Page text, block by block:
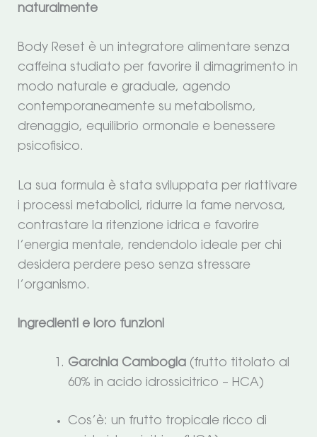
naturalmente
Body Reset è un integratore alimentare senza
caffeina studiato per favorire il dimagrimento in
modo naturale e graduale, agendo
contemporaneamente su metabolismo,
drenaggio, equilibrio ormonale e benessere
psicofisico.
La sua formula è stata sviluppata per riattivare
i processi metabolici, ridurre la fame nervosa,
contrastare la ritenzione idrica e favorire
l’energia mentale, rendendolo ideale per chi
desidera perdere peso senza stressare
l’organismo.
Ingredienti e loro funzioni
Garcinia Cambogia (frutto titolato al
60% in acido idrossicitrico – HCA)
Cos’è: un frutto tropicale ricco di